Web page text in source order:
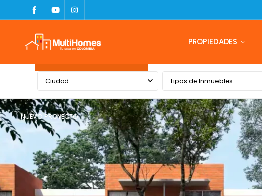
PROPIEDADES
Ciudad Tipos de Inmuebles
NUEVO PROYECTO